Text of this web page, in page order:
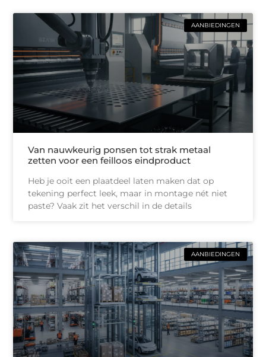
AANBIEDINGEN
Van nauwkeurig ponsen tot strak metaal
zetten voor een feilloos eindproduct
Heb je ooit een plaatdeel laten maken dat op
tekening perfect leek, maar in montage nét niet
paste? Vaak zit het verschil in de details
AANBIEDINGEN